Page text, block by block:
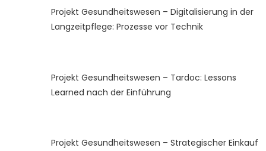
Projekt Gesundheitswesen – Digitalisierung in der
Langzeitpflege: Prozesse vor Technik
Projekt Gesundheitswesen – Tardoc: Lessons
Learned nach der Einführung
Projekt Gesundheitswesen – Strategischer Einkauf